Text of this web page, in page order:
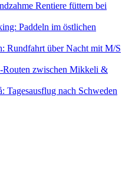
Rentiere füttern bei
Paddeln im östlichen
Rundfahrt über Nacht mit M/S
Routen zwischen Mikkeli &
Tagesausflug nach Schweden